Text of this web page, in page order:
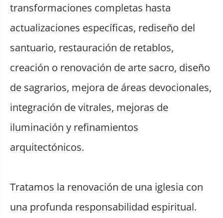
transformaciones completas hasta
actualizaciones específicas, rediseño del
santuario, restauración de retablos,
creación o renovación de arte sacro, diseño
de sagrarios, mejora de áreas devocionales,
integración de vitrales, mejoras de
iluminación y refinamientos
arquitectónicos.
Tratamos la renovación de una iglesia con
una profunda responsabilidad espiritual.